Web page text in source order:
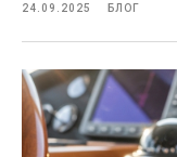
24.09.2025 БЛОГ